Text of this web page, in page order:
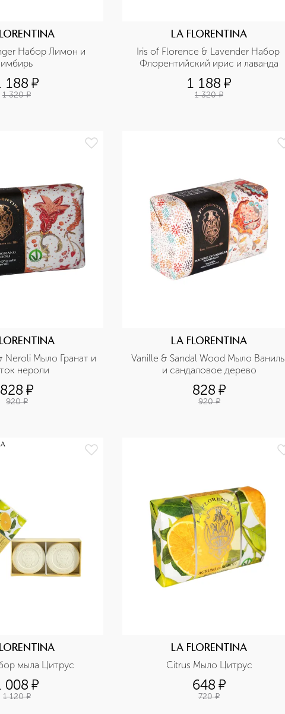
Набор Лимон и
имбирь
188 ¤
1 320 ¤
LA FLORENTINA
Iris of Florence & Lavender Набор
Флорентийский ирис и лаванда
1 188 ¤
1 320 ¤
Neroli Мыло Гранат и
нероли
828 ¤
920 ¤
LA FLORENTINA
Vanille & Sandal Wood Мыло Ваниль
и сандаловое дерево
828 ¤
920 ¤
мыла Цитрус
008 ¤
1 120 ¤
LA FLORENTINA
Citrus Мыло Цитрус
648 ¤
720 ¤